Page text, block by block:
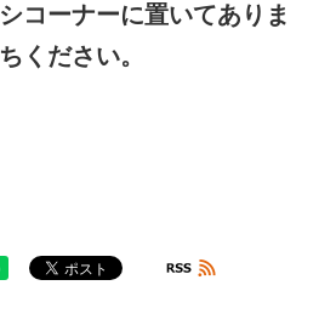
コーナーに置いてありま
ください。